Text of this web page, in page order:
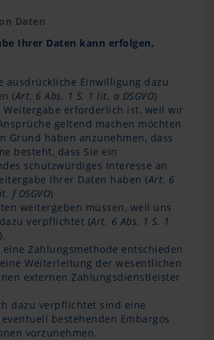
Daten
Ihrer Daten kann erfolgen,
ausdrückliche Einwilligung dazu
(Art. 6 Abs. 1 S. 1 lit. a DSGVO)
Weitergabe erforderlich ist, weil wir
geltend machen möchten
Grund haben anzunehmen, dass
besteht, dass Sie ein
schutzwürdiges Interesse an
Ihrer Daten haben (Art. 6
f DSGVO)
weitergeben müssen, weil uns
verpflichtet (Art. 6 Abs. 1 S. 1
).
Zahlungsmethode entschieden
Weiterleitung der wesentlichen
externen Zahlungsdienstleister
dazu verpflichtet sind eine
bestehenden Embargos
vorzunehmen.